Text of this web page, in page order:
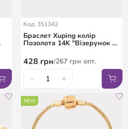
Код: 351342
Браслет Xuping колір
Позолота 14K "Візерунок з
428 грн/267 грн опт.
- +
NEW